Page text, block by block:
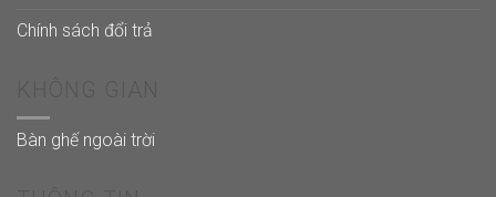
Chính sách đổi trả
Bàn ghế ngoài trời